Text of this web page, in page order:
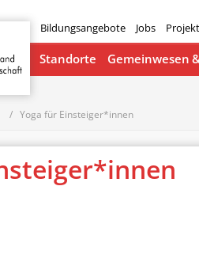
Bildungsangebote Jobs
Standorte Gemeinwesen
Yoga für Einsteiger*innen